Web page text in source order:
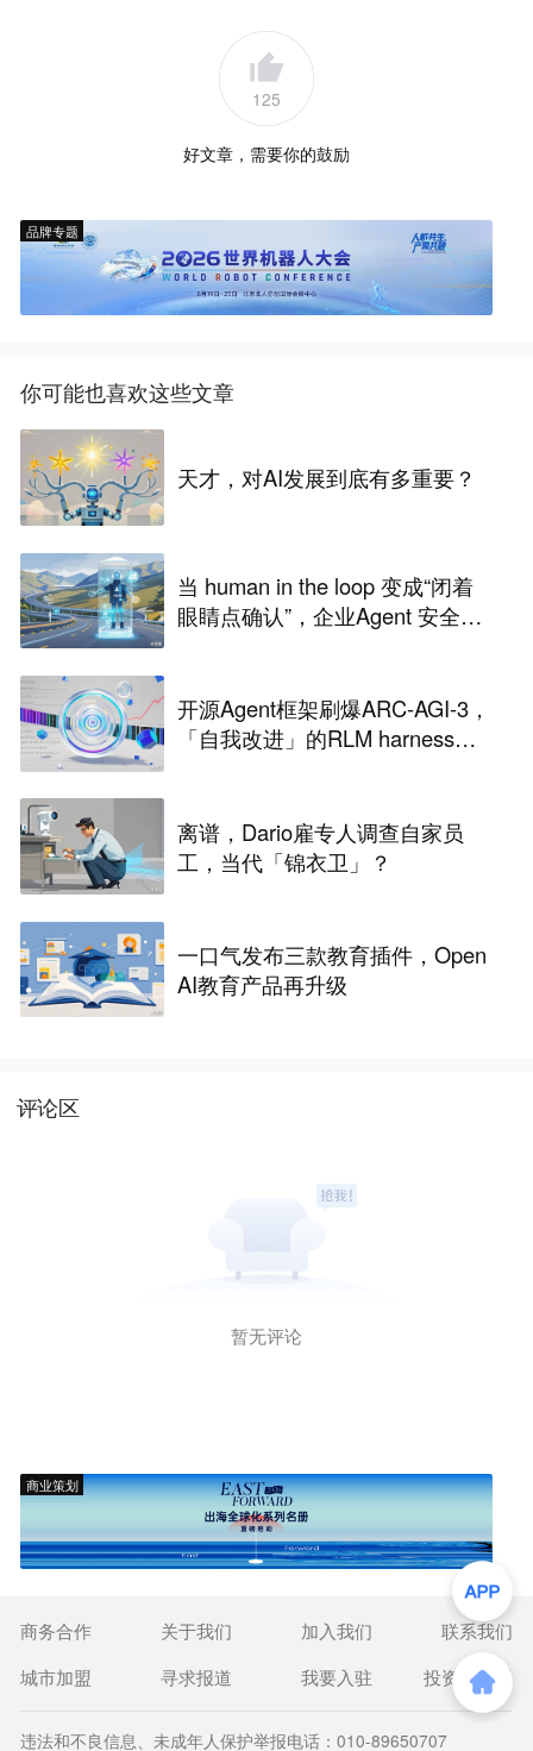
125
好文章，需要你的鼓励
品牌专题
你可能也喜欢这些文章
天才，对AI发展到底有多重要？
当 human in the loop 变成“闭着
眼睛点确认”，企业Agent 安全还
开源Agent框架刷爆ARC-AGI-3，
「自我改进」的RLM harness引
离谱，Dario雇专人调查自家员
工，当代「锦衣卫」？
一口气发布三款教育插件，Open
AI教育产品再升级
评论区
暂无评论
商业策划
商务合作 关于我们 加入我们
联系我们
城市加盟
寻求报道 我要入驻 投资者关系
违法和不良信息、未成年人保护举报电话：010-89650707